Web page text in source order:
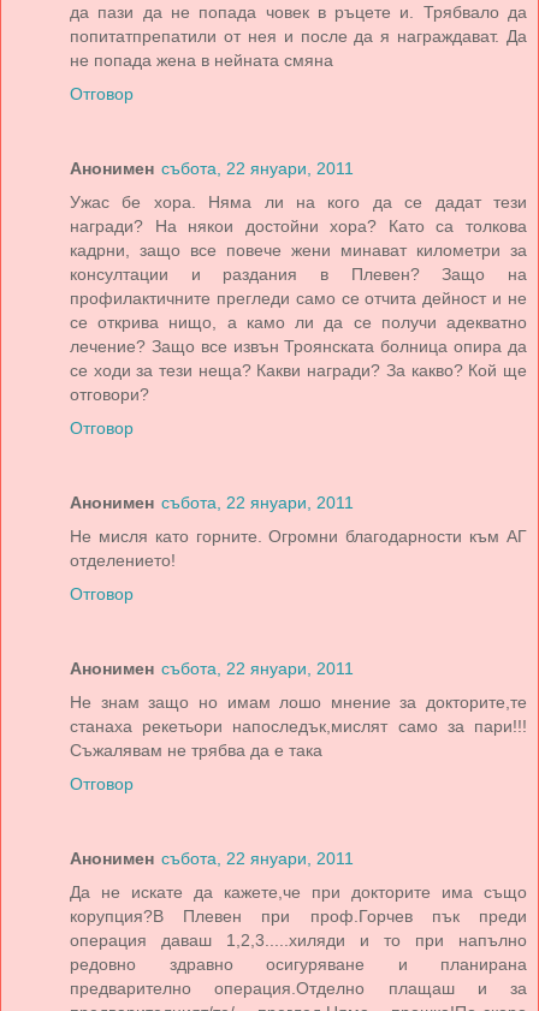
да пази да не попада човек в ръцете и. Трябвало да
попитатпрепатили от нея и после да я награждават. Да
не попада жена в нейната смяна
Отговор
Анонимен събота, 22 януари, 2011
Ужас бе хора. Няма ли на кого да се дадат тези
награди? На някои достойни хора? Като са толкова
кадрни, защо все повече жени минават километри за
консултации и раздания в Плевен? Защо на
профилактичните прегледи само се отчита дейност и не
се открива нищо, а камо ли да се получи адекватно
лечение? Защо все извън Троянската болница опира да
се ходи за тези неща? Какви награди? За какво? Кой ще
отговори?
Отговор
Анонимен събота, 22 януари, 2011
Не мисля като горните. Огромни благодарности към АГ
отделението!
Отговор
Анонимен събота, 22 януари, 2011
Не знам защо но имам лошо мнение за докторите,те
станаха рекетьори напоследък,мислят само за пари!!!
Съжалявам не трябва да е така
Отговор
Анонимен събота, 22 януари, 2011
Да не искате да кажете,че при докторите има също
корупция?В Плевен при проф.Горчев пък преди
операция даваш 1,2,3.....хиляди и то при напълно
редовно здравно осигуряване и планирана
предварително операция.Отделно плащаш и за